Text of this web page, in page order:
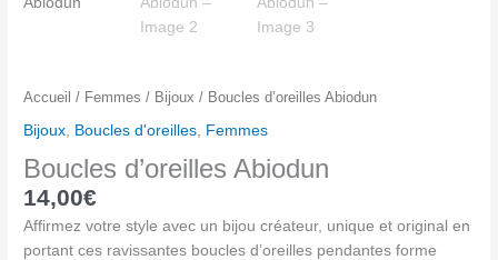
Accueil / Femmes / Bijoux / Boucles d’oreilles Abiodun
Bijoux, Boucles d'oreilles, Femmes
Boucles d’oreilles Abiodun
14,00€
Affirmez votre style avec un bijou créateur, unique et original en
portant ces ravissantes boucles d’oreilles pendantes forme
Abiodun